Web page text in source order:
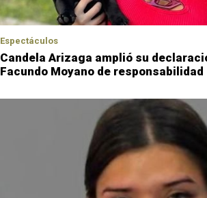
Espectáculos
Candela Arizaga amplió su
Facundo Moyano de responsabilidad